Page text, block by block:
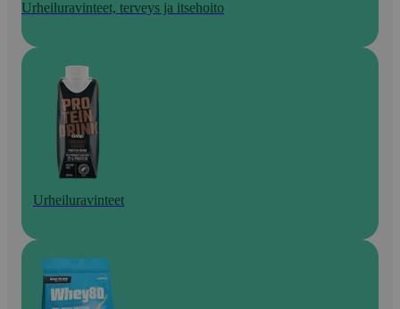
Urheiluravinteet, terveys ja itsehoito
Urheiluravinteet